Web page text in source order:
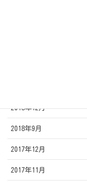
2018年12月
2018年9月
2017年12月
2017年11月